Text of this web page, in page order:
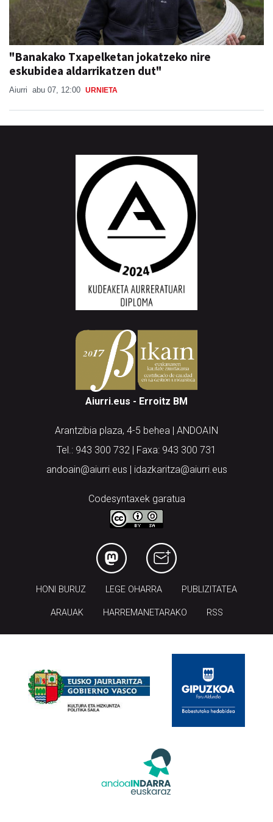
"Banakako Txapelketan jokatzeko nire
eskubidea aldarrikatzen dut"
Aiurri abu 07, 12:00 URNIETA
Aiurri.eus - Erroitz BM
Arantzibia plaza, 4-5 behea | ANDOAIN
Tel.: 943 300 732 | Faxa: 943 300 731
andoain@aiurri.eus | idazkaritza@aiurri.eus
Codesyntaxek garatua
HONI BURUZ LEGE OHARRA PUBLIZITATEA
ARAUAK HARREMANETARAKO RSS